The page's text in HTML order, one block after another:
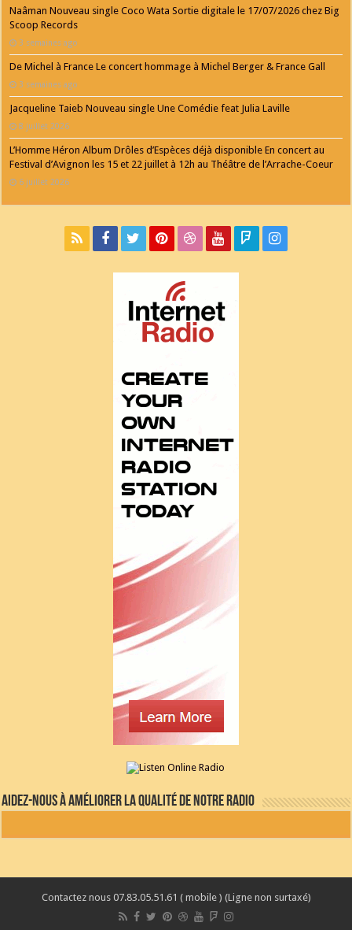
Naâman Nouveau single Coco Wata Sortie digitale le 17/07/2026 chez Big
Scoop Records
3 semaines ago
De Michel à France Le concert hommage à Michel Berger & France Gall
3 semaines ago
Jacqueline Taieb Nouveau single Une Comédie feat Julia Laville
8 juillet 2026
L’Homme Héron Album Drôles d’Espèces déjà disponible En concert au
Festival d’Avignon les 15 et 22 juillet à 12h au Théâtre de l’Arrache-Coeur
6 juillet 2026
Aidez-nous à améliorer la qualité de notre radio
Contactez nous 07.83.05.51.61 ( mobile ) (Ligne non surtaxé)